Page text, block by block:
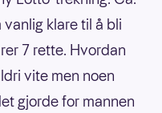
klare til å bli
7 rette. Hvordan
vite men noen
gjorde for mannen